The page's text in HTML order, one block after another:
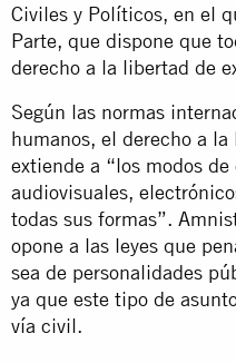
Civiles y Políticos, en el
Parte, que dispone que
derecho a la libertad de
Según las normas
humanos, el derecho a
extiende a “los modos de
audiovisuales,
todas sus formas”.
opone a las leyes que
sea de personalidades
ya que este tipo de
vía civil.